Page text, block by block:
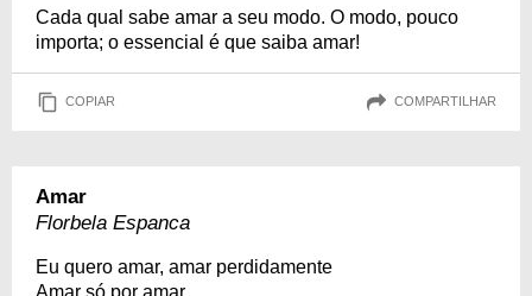
Cada qual sabe amar a seu modo. O modo, pouco
importa; o essencial é que saiba amar!
COPIAR COMPARTILHAR
Amar
Florbela Espanca
Eu quero amar, amar perdidamente
Amar só por amar